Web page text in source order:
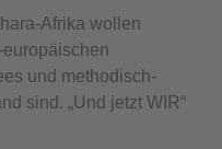
Afrika wollen
und methodisch-
sind. „Und jetzt WIR“